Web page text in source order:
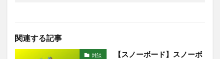
関連する記事
雑談
【スノーボード】スノーボ